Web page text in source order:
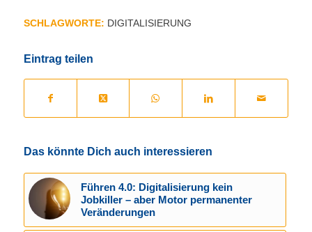
SCHLAGWORTE: DIGITALISIERUNG
Eintrag teilen
Das könnte Dich auch interessieren
Führen 4.0: Digitalisierung kein
Jobkiller – aber Motor permanenter
Veränderungen